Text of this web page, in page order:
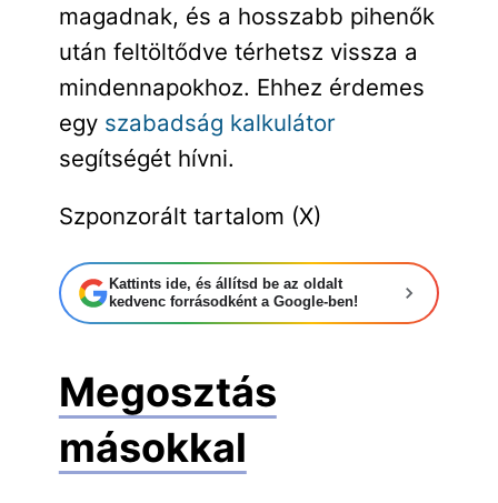
magadnak, és a hosszabb pihenők
után feltöltődve térhetsz vissza a
mindennapokhoz. Ehhez érdemes
egy szabadság kalkulátor
segítségét hívni.
Szponzorált tartalom (X)
Kattints ide, és állítsd be az oldalt
kedvenc forrásodként a Google-ben!
Megosztás
másokkal